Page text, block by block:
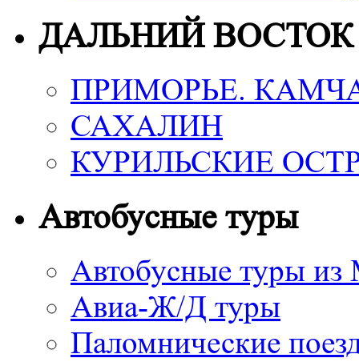
ДАЛЬНИЙ ВОСТОК
ПРИМОРЬЕ.
САХАЛИН
КУРИЛЬСКИЕ
Автобусные туры
Автобусные туры
Авиа-Ж/Д туры
Паломнические